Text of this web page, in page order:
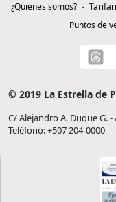
¿Quiénes somos?
Puntos de
© 2019 La Estrella de
C/ Alejandro A. Duque G.
Teléfono: +507 204-0000